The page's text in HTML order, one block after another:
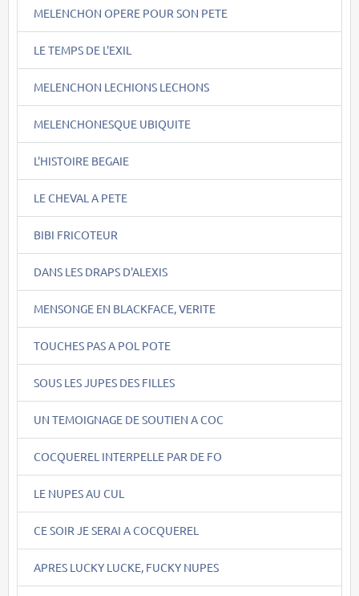
MELENCHON OPERE POUR SON PETE
LE TEMPS DE L'EXIL
MELENCHON LECHIONS LECHONS
MELENCHONESQUE UBIQUITE
L'HISTOIRE BEGAIE
LE CHEVAL A PETE
BIBI FRICOTEUR
DANS LES DRAPS D'ALEXIS
MENSONGE EN BLACKFACE, VERITE
TOUCHES PAS A POL POTE
SOUS LES JUPES DES FILLES
UN TEMOIGNAGE DE SOUTIEN A COC
COCQUEREL INTERPELLE PAR DE FO
LE NUPES AU CUL
CE SOIR JE SERAI A COCQUEREL
APRES LUCKY LUCKE, FUCKY NUPES